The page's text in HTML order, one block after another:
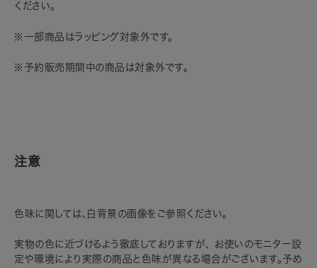
ください。
※一部商品はラッピング対象外です。
※予約販売期間中の商品は対象外です。
注意
色味に関しては、白背景の画像をご参照ください。
実物の色に近づけるよう徹底しておりますが、 お使いのモニター設
定や環境により実際の商品と色味が異なる場合がございます。予め